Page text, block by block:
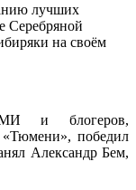
лучших
Серебряной
на своём
и блогеров,
«Тюмени», победил
Александр Бем,